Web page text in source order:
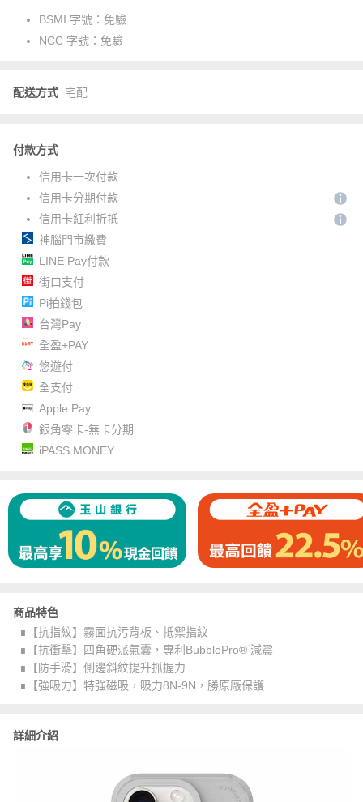
BSMI 字號： 免驗
NCC 字號： 免驗
配送方式 宅配
付款方式
信用卡一次付款
信用卡分期付款
信用卡紅利折抵
神腦門市繳費
LINE Pay付款
街口支付
Pi拍錢包
台灣Pay
全盈+PAY
悠遊付
全支付
Apple Pay
銀角零卡-無卡分期
iPASS MONEY
商品特色
∎【抗指紋】霧面抗污背板、抵禦指紋
∎【抗衝擊】四角硬派氣囊，專利BubblePro® 減震
∎【防手滑】側邊斜紋提升抓握力
∎【強吸力】特強磁吸，吸力8N-9N，勝原廠保護
詳細介紹